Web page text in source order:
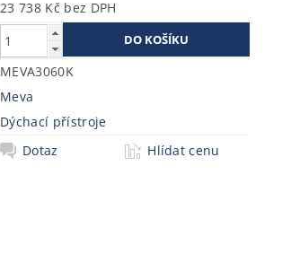
23 738 Kč bez DPH
MEVA3060K
Meva
Dýchací přístroje
Dotaz Hlídat cenu